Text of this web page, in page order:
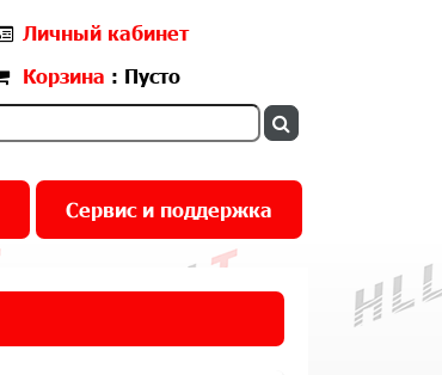
Личный кабинет
Корзина : Пусто
Сервис и поддержка